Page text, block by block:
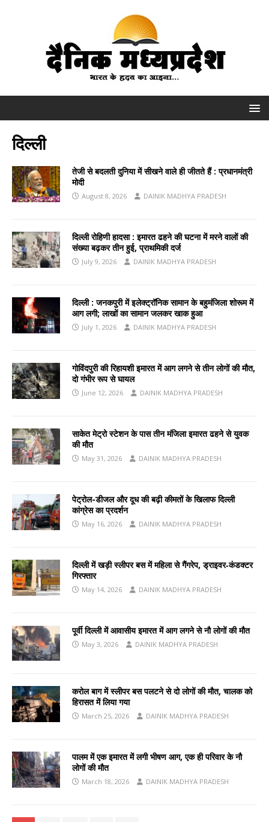
दिल्ली
तेजी से बदलती दुनिया में सीखने वाले ही जीतते हैं : प्रधानमंत्री
मोदी
August 8, 2026 DAINIK MADHYA PRADESH
दिल्ली रोहिणी हादसा : इमारत ढहने की घटना में मरने वालों की
संख्या बढ़कर तीन हुई, प्राथमिकी दर्ज
July 9, 2026 DAINIK MADHYA PRADESH
दिल्ली : जनकपुरी में इलेक्ट्रॉनिक सामान के बहुमंजिला शोरूम में
आग लगी; लाखों का सामान जलकर खाक हुआ
July 1, 2026 DAINIK MADHYA PRADESH
गोविंदपुरी की रिहायशी इमारत में आग लगने से तीन लोगों की मौत,
दो गंभीर रूप से घायल
June 12, 2026 DAINIK MADHYA PRADESH
साकेत मेट्रो स्टेशन के पास तीन मंजिला इमारत ढहने से युवक
की मौत
May 31, 2026 DAINIK MADHYA PRADESH
पेट्रोल-डीजल और दूध की बढ़ी कीमतों के खिलाफ दिल्ली
कांग्रेस का प्रदर्शन
May 16, 2026 DAINIK MADHYA PRADESH
दिल्ली में खड़ी स्लीपर बस में महिला से गैंगरेप, ड्राइवर‑कंडक्टर
गिरफ्तार
May 14, 2026 DAINIK MADHYA PRADESH
पूर्वी दिल्ली में आवासीय इमारत में आग लगने से नौ लोगों की मौत
May 3, 2026 DAINIK MADHYA PRADESH
करोल बाग में स्लीपर बस पलटने से दो लोगों की मौत, चालक को
हिरासत में लिया गया
March 25, 2026 DAINIK MADHYA PRADESH
पालम में एक इमारत में लगी भीषण आग, एक ही परिवार के नौ
लोगों की मौत
March 18, 2026 DAINIK MADHYA PRADESH